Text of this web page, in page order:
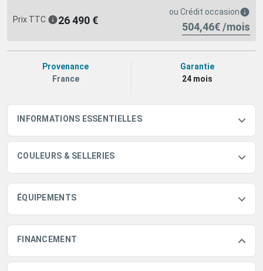
Prix TTC 26 490 €
ou Crédit occasion
504,46€ /mois
Provenance
France
Garantie
24 mois
INFORMATIONS ESSENTIELLES
COULEURS & SELLERIES
ÉQUIPEMENTS
FINANCEMENT